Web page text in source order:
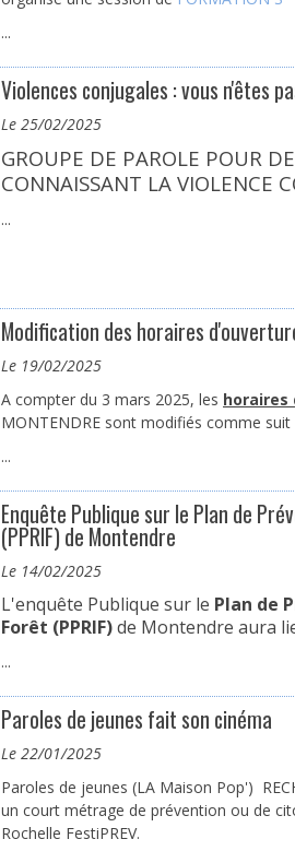
...
Violences conjugales : vous n'êtes
le 25/02/2025
GROUPE DE PAROLE POUR
CONNAISSANT LA VIOLENCE
...
Modification des horaires
le 19/02/2025
A compter du 3 mars 2025, les horaires
MONTENDRE sont modifiés comme suit
...
Enquête Publique sur le Plan de
(PPRIF) de Montendre
le 14/02/2025
L'enquête Publique sur le Plan de
Forêt (PPRIF)de Montendre aura
...
Paroles de jeunes fait son cinéma
le 22/01/2025
Paroles de jeunes (LA Maison Pop')
un court métrage de prévention ou de
Rochelle FestiPREV.